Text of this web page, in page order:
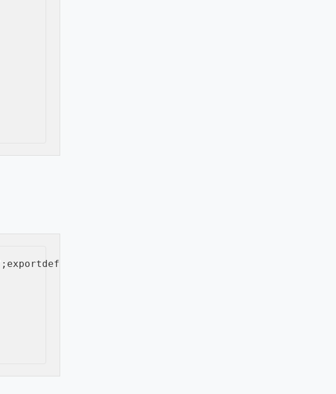
; exportdefault